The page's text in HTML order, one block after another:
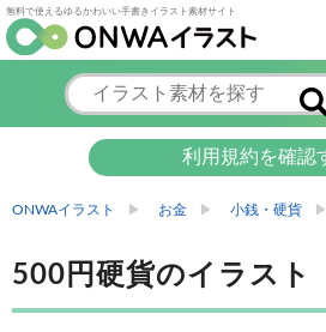
無料で使えるゆるかわいい手書きイラスト素材サイト
利用規約を確認
ONWAイラスト お金 小銭・硬貨
500円硬貨のイラスト